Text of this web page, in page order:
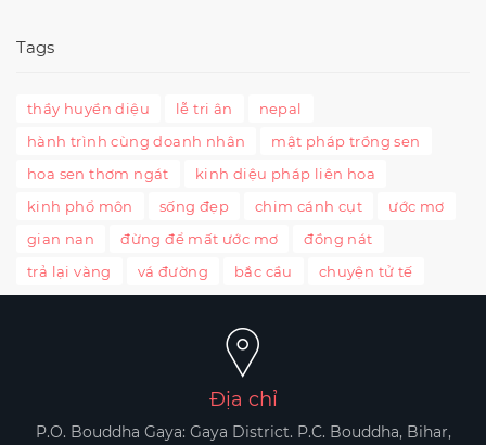
Tags
thầy huyền diệu lễ tri ân
nepal
hành trình cùng doanh nhân
mật pháp trồng sen
hoa sen thơm ngát
kinh diệu pháp liên hoa
kinh phổ môn
sống đẹp chim cánh cụt
ước mơ
gian nan
đừng để mất ước mơ
đồng nát
trả lại vàng
vá đường bắc cầu chuyện tử tế
Địa chỉ
P.O. Bouddha Gaya: Gaya District. P.C. Bouddha, Bihar,